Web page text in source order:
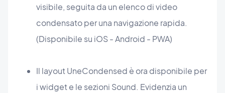
visibile, seguita da un elenco di video
condensato per una navigazione rapida.
(Disponibile su iOS - Android - PWA)
Il layout UneCondensed è ora disponibile per
i widget e le sezioni Sound. Evidenzia un